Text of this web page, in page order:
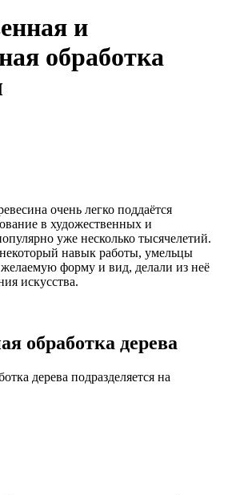
и
обработка
очень легко поддаётся
в художественных и
уже несколько тысячелетий.
навык работы, умельцы
форму и вид, делали из неё
искусства.
обработка дерева
дерева подразделяется на